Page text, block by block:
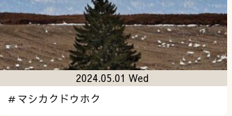
＃マシカクドウホク
2024.05.01 Wed